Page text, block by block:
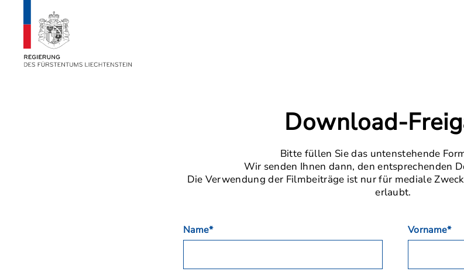
Download-
Bitte füllen Sie das untenstehende
Wir senden Ihnen dann, den entsprechenden
Die Verwendung der Filmbeiträge ist nur für mediale
erlaubt.
Name* Vorname*